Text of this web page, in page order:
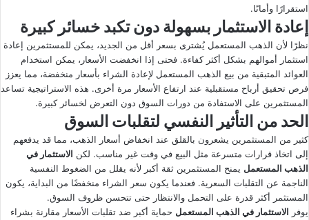
استقرارًا وأمانًا.
إعادة الاستثمار بسهولة دون تكبد خسائر كبيرة
نظرًا لأن الذهب المستعمل يُشترى بسعر أقل من الجديد، يمكن للمستثمرين إعادة
استثمار أموالهم بشكل أكثر كفاءة. فحتى إذا انخفضت الأسعار، يمكن استخدام
العوائد المتبقية من بيع الذهب المستعمل لإعادة الشراء بأسعار منخفضة، مما يعزز
فرص تحقيق أرباح مستقبلية عند ارتفاع الأسعار مرة أخرى. هذه الاستراتيجية تساعد
المستثمرين على الاستفادة من دورات السوق دون التعرض لخسائر كبيرة.
الحد من التأثير النفسي لتقلبات السوق
كثير من المستثمرين يشعرون بالقلق عند انخفاض أسعار الذهب، مما قد يدفعهم
إلى اتخاذ قرارات متسرعة مثل البيع في وقت غير مناسب. لكن الاستثمار في
الذهب المستعمل يمنح المستثمرين ثقة أكبر لأنه يقلل من الضغوط النفسية
الناجمة عن التقلبات السعرية. فعندما يكون سعر الشراء منخفضًا من البداية، يكون
المستثمر أكثر قدرة على التحمل والانتظار حتى تتحسن ظروف السوق.
يوفر الاستثمار في الذهب المستعمل حماية أكبر ضد تقلبات الأسعار مقارنة بشراء